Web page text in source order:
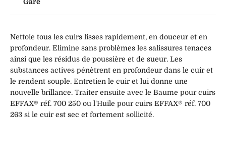
Gare
Nettoie tous les cuirs lisses rapidement, en douceur et en
profondeur. Elimine sans problèmes les salissures tenaces
ainsi que les résidus de poussière et de sueur. Les
substances actives pénètrent en profondeur dans le cuir et
le rendent souple. Entretien le cuir et lui donne une
nouvelle brillance. Traiter ensuite avec le Baume pour cuirs
EFFAX® réf. 700 250 ou l'Huile pour cuirs EFFAX® réf. 700
263 si le cuir est sec et fortement sollicité.